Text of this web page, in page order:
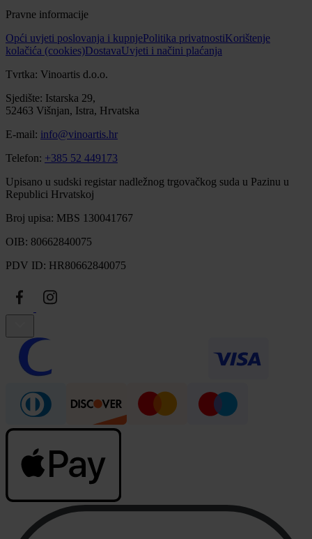
Pravne informacije
Opći uvjeti poslovanja i kupnjePolitika privatnostiKorištenje
kolačića (cookies)DostavaUvjeti i načini plaćanja
Tvrtka: Vinoartis d.o.o.
Sjedište: Istarska 29,
52463 Višnjan, Istra, Hrvatska
E-mail: info@vinoartis.hr
Telefon: +385 52 449173
Upisano u sudski registar nadležnog trgovačkog suda u Pazinu u
Republici Hrvatskoj
Broj upisa: MBS 130041767
OIB: 80662840075
PDV ID: HR80662840075